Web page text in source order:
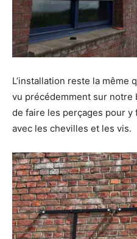
L’installation reste la même
vu précédemment sur notre
de faire les perçages pour
avec les chevilles et les vis.